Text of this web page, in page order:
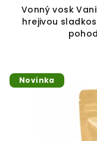
Vonný vosk
hrejivou
Novinka